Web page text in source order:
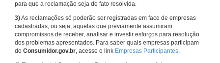
para que a reclamação seja de fato resolvida.
3)As reclamações só poderão ser registradas em face de empresas
cadastradas, ou seja, aquelas que previamente assumiram
compromissos de receber, analisar e investir esforços para resolução
dos problemas apresentados. Para saber quais empresas participam
do Consumidor.gov.br, acesse o link Empresas Participantes.